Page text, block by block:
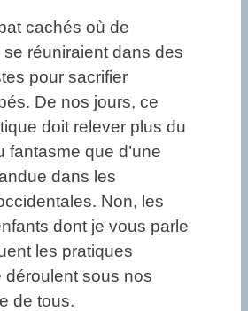
cachés où de
réuniraient dans des
pour sacrifier
De nos jours, ce
doit relever plus du
fantasme que d’une
dans les
Non, les
dont je vous parle
les pratiques
déroulent sous nos
de tous.